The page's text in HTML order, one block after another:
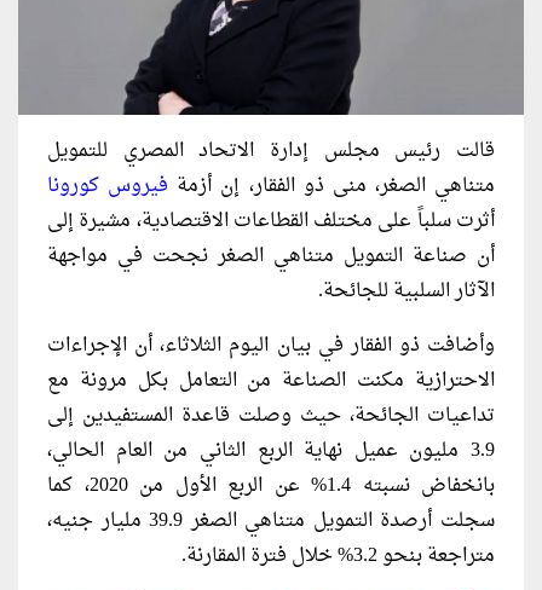
قالت رئيس مجلس إدارة الاتحاد المصري للتمويل
متناهي الصغر، منى ذو الفقار، إن أزمة فيروس كورونا
أثرت سلباً على مختلف القطاعات الاقتصادية، مشيرة إلى
أن صناعة التمويل متناهي الصغر نجحت في مواجهة
الآثار السلبية للجائحة.
وأضافت ذو الفقار في بيان اليوم الثلاثاء، أن الإجراءات
الاحترازية مكنت الصناعة من التعامل بكل مرونة مع
تداعيات الجائحة، حيث وصلت قاعدة المستفيدين إلى
3.9 مليون عميل نهاية الربع الثاني من العام الحالي،
بانخفاض نسبته 1.4% عن الربع الأول من 2020، كما
سجلت أرصدة التمويل متناهي الصغر 39.9 مليار جنيه،
متراجعة بنحو 3.2% خلال فترة المقارنة.